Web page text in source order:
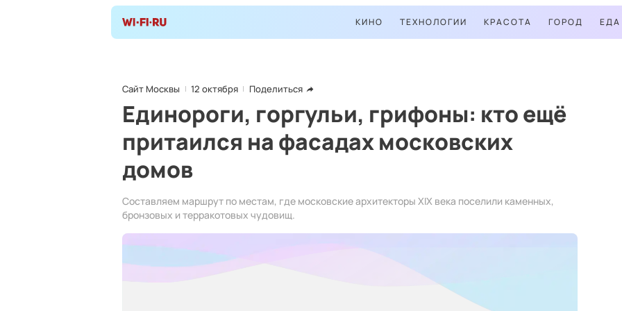
КИНО ТЕХНОЛОГИИ КРАСОТА ГОРОД ЕДА
Сайт Москвы 12 октября Поделиться
Единороги, горгульи, грифоны: кто ещё
притаился на фасадах московских
домов
Составляем маршрут по местам, где московские архитекторы XIX века поселили каменных,
бронзовых и терракотовых чудовищ.